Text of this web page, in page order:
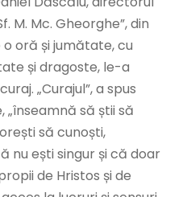
M. Mc. Gheorghe”, din
oră și jumătate, cu
și dragoste, le-a
„Curajul”, a spus
„înseamnă să știi să
să cunoști,
nu ești singur și că doar
de Hristos și de